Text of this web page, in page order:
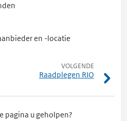
en -locatie
VOLGENDE
Raadplegen RIO
pagina u geholpen?